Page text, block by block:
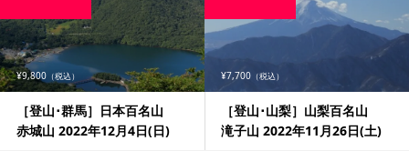
¥9,800 （税込）
［登山･群馬］日本百名山
赤城山 2022年12月4日(日)
¥7,700 （税込）
［登山･山梨］山梨百名山
滝子山 2022年11月26日(土)